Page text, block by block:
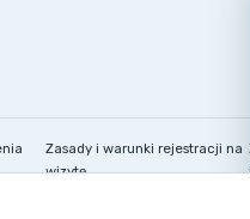
Zasady i warunki rejestracji na
wizytę